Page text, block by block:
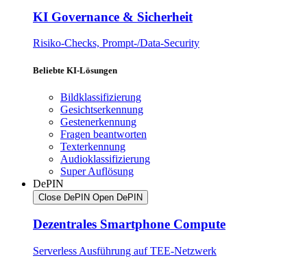
KI Governance & Sicherheit
Risiko-Checks, Prompt-/Data-Security
Beliebte KI-Lösungen
Bildklassifizierung
Gesichtserkennung
Gestenerkennung
Fragen beantworten
Texterkennung
Audioklassifizierung
Super Auflösung
DePIN
Close DePIN Open DePIN
Dezentrales Smartphone Compute
Serverless Ausführung auf TEE-Netzwerk